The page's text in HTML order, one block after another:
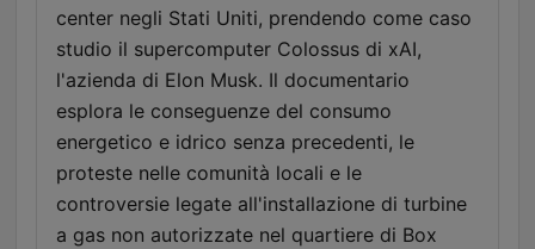
center negli Stati Uniti, prendendo come caso
studio il supercomputer Colossus di xAI,
l'azienda di Elon Musk. Il documentario
esplora le conseguenze del consumo
energetico e idrico senza precedenti, le
proteste nelle comunità locali e le
controversie legate all'installazione di turbine
a gas non autorizzate nel quartiere di Box